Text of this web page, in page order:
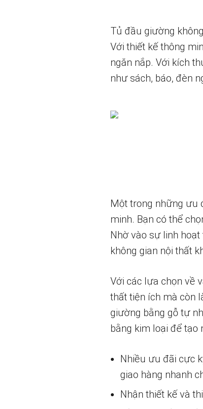
Tủ đầu giường
Với thiết kế thông
ngăn nắp. Với kích
như sách, báo, đèn
Một trong những ưu
minh. Bạn có thể
Nhờ vào sự linh
không gian nội thất
Với các lựa chọn về
thất tiện ích mà còn
giường bằng gỗ tự
bằng kim loại để tạo
Nhiều ưu đãi cực
giao hàng nhanh
Nhận thiết kế và